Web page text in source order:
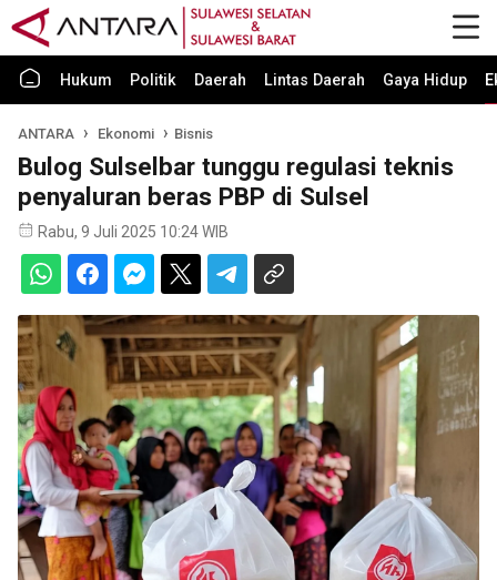
Hukum Politik Daerah Lintas Daerah Gaya Hidup
ANTARA Ekonomi Bisnis
Bulog Sulselbar tunggu regulasi teknis
penyaluran beras PBP di Sulsel
Rabu, 9 Juli 2025 10:24 WIB